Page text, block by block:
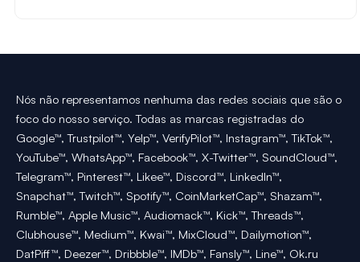
Nós não representamos nenhuma das redes sociais que são o
foco do nosso serviço. Todas as marcas registradas do
Google™, Trustpilot™, Yelp™, VerifyPilot™, Instagram™, TikTok™,
YouTube™, WhatsApp™, Facebook™, X-Twitter™, SoundCloud™,
Telegram™, Pinterest™, Likee™, Discord™, LinkedIn™,
Snapchat™, Twitch™, Spotify™, CoinMarketCap™, Shazam™,
Rumble™, Apple Music™, Audiomack™, Kick™, Threads™,
Clubhouse™, Medium™, Kwai™, MixCloud™, Dailymotion™,
DatPiff™, Deezer™, Dribbble™, IMDb™, Fansly™, Line™, Ok.ru